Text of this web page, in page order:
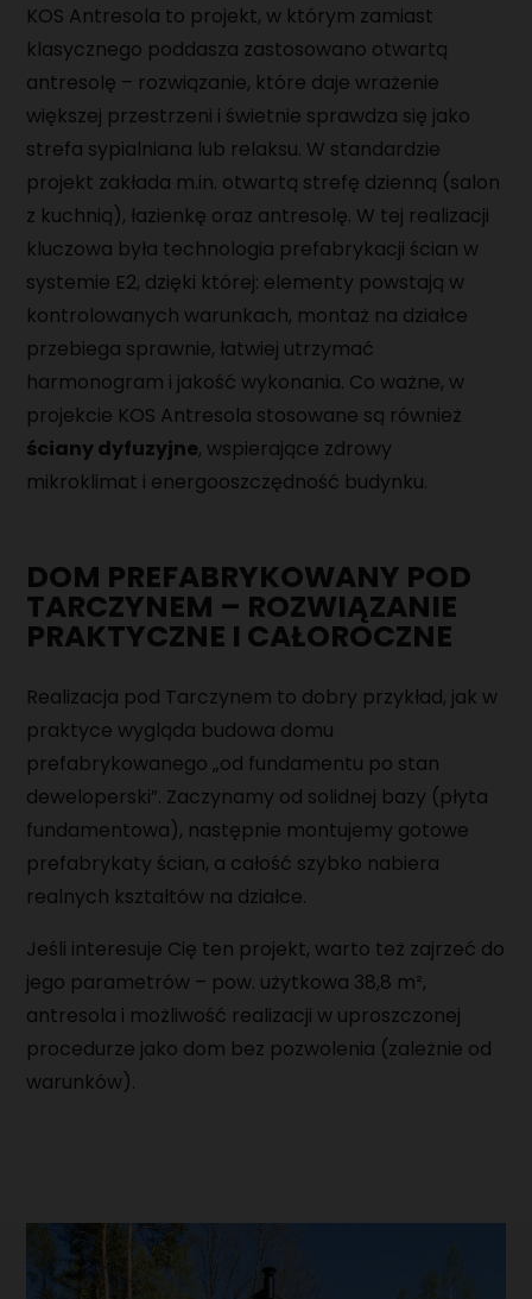
KOS Antresola to projekt, w którym zamiast
klasycznego poddasza zastosowano otwartą
antresolę – rozwiązanie, które daje wrażenie
większej przestrzeni i świetnie sprawdza się jako
strefa sypialniana lub relaksu. W standardzie
projekt zakłada m.in. otwartą strefę dzienną (salon
z kuchnią), łazienkę oraz antresolę. W tej realizacji
kluczowa była technologia prefabrykacji ścian w
systemie E2, dzięki której: elementy powstają w
kontrolowanych warunkach, montaż na działce
przebiega sprawnie, łatwiej utrzymać
harmonogram i jakość wykonania. Co ważne, w
projekcie KOS Antresola stosowane są również
ściany dyfuzyjne, wspierające zdrowy
mikroklimat i energooszczędność budynku.
DOM PREFABRYKOWANY POD
TARCZYNEM – ROZWIĄZANIE
PRAKTYCZNE I CAŁOROCZNE
Realizacja pod Tarczynem to dobry przykład, jak w
praktyce wygląda budowa domu
prefabrykowanego „od fundamentu po stan
deweloperski”. Zaczynamy od solidnej bazy (płyta
fundamentowa), następnie montujemy gotowe
prefabrykaty ścian, a całość szybko nabiera
realnych kształtów na działce.
Jeśli interesuje Cię ten projekt, warto też zajrzeć do
jego parametrów – pow. użytkowa 38,8 m²,
antresola i możliwość realizacji w uproszczonej
procedurze jako dom bez pozwolenia (zależnie od
warunków).